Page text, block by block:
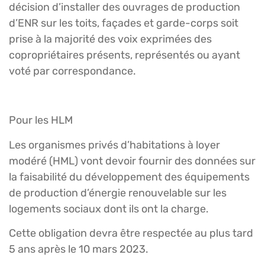
décision d’installer des ouvrages de production
d’ENR sur les toits, façades et garde-corps soit
prise à la majorité des voix exprimées des
copropriétaires présents, représentés ou ayant
voté par correspondance.
Pour les HLM
Les organismes privés d’habitations à loyer
modéré (HML) vont devoir fournir des données sur
la faisabilité du développement des équipements
de production d’énergie renouvelable sur les
logements sociaux dont ils ont la charge.
Cette obligation devra être respectée au plus tard
5 ans après le 10 mars 2023.